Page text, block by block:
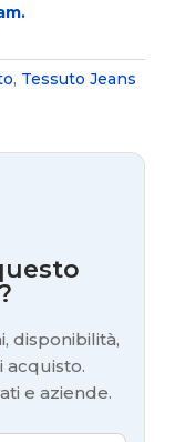
, Tessuto Jeans
disponibilità,
acquisto.
e aziende.